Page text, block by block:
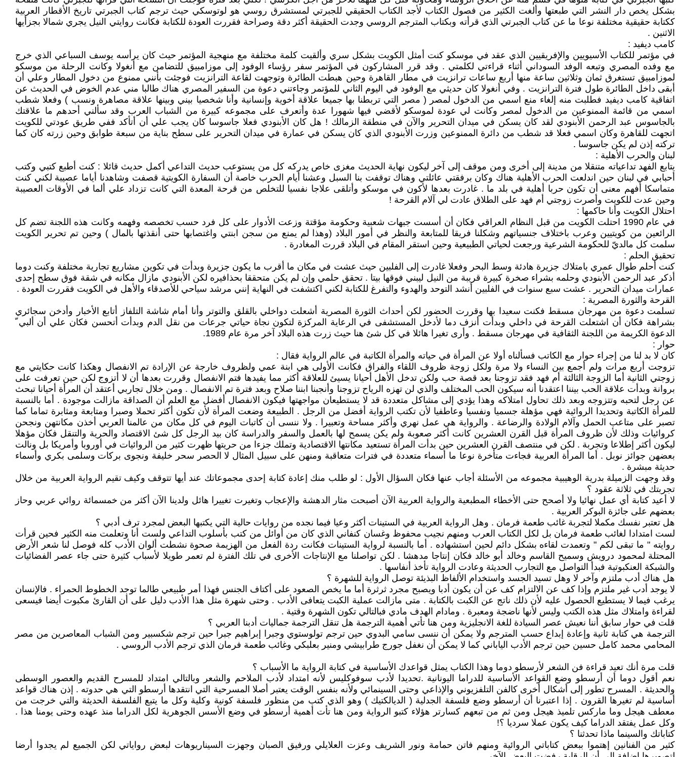
بشكل يخص دار النشر التي طبعتها وألغت الكثير من فصول الكتاب لأجد الكتاب الحقيقي للجبرتي لمستشرق روسي هو لوتوسكي حيث ترجم كتاب الجبرتي تاريخ الأقطار العربية
ككتابة حقيقية مختلفة نوعا ما عن كتاب الجبرتي الذي قرأته وبكتاب المترجم الروسي وجدت الحقيقة أكثر دقة وصراحة فقررت العودة للكتابة فكانت روايتي النيل يجري شمالا بجزأيها
الاثنين .
كامب ديفيد :
في مؤتمر للكتاب الأسيويين والإفريقيين الذي عقد في موسكو كنت أمثل الكويت بشكل سري وألقيت كلمة مختلفة مع منهجية المؤتمر حيث كان يرأسه يوسف السباعي الذي خرج
مع وفده المصري وتبعه الوفد السوداني أثناء قراءتي لكلمتي . وقد قرر المشاركون في المؤتمر سفر رؤساء الوفود إلى موزامبيق للتضامن مع أنغولا وكانت الرحلة من موسكو
لموزامبيق تستغرق ثمان وثلاثين ساعة منها أربع ساعات ترانزيت في مطار القاهرة وحين هبطت الطائرة وتوجهت لقاعة الترانزيت فوجئت بأنني ممنوع من دخول المطار وعلي أن
أبقى داخل الطائرة طول فترة الترانزيت . وفي أنغولا كان حديثي مع الوفود في اليوم الثاني للمؤتمر وجاءتني دعوة من السفير المصري هناك طالبا مني عدم الخوض في الحديث عن
اتفاقية كامب ديفيد فطلبت منه إلغاء منع اسمي من الدخول لمصر ( مصر التي تربطنا بها جميعا علاقة أخوية وإنسانية وأنا شخصيا بيني وبينها علاقة مصاهرة ونسب ) وفعلا شطب
اسمي من قائمة الممنوعين من الدخول لمصر وكانت لي عودة لموسكو لأقضي فيها شهورا عدة وأتعرف على مجموعه كبيرة من الشباب العرب وقد سألني أحدهم ما علاقتك
بالجاسوس عبد الرحمن الأبنودي لقد كان يسكن في ميدان التحرير والآن في منطقة الزمالك ! هل كان الأبنودي فعلا جاسوسا كان يجب علي أن أتأكد ففي طريق عودتي للكويت
اتجهت للقاهرة وكان اسمي فعلا قد شطب من دائرة الممنوعين وزرت الأبنودي الذي كان يسكن في عمارة في ميدان التحرير على سطح بناية من سبعة طوابق وحين زرته كان كما
تركته إذن لم يكن جاسوسا .
لبنان والحرب الأهلية :
يتابع الفهد تداعياته متنقلا من مدينة إلى أخرى ومن موقف إلى آخر ليكون نهاية الحديث مغزى خاص يدركه كل من يستوعب حديث التداعي أكمل حديث قائلا : كنت أطبع كتبي وكتب
أحبابي في لبنان حين اندلعت الحرب الأهلية هناك وكان برفقتي عائلتي وهناك توقفت بنا السبل وعشنا أيام الحرب خاصة أن السفارة الكويتية قصفت وشاهدنا أياما عصيبة لكني كنت
متماسكا أفهم معنى أن تكون حربا أهلية في بلد ما . غادرت بعدها لأكون في موسكو وأتلقى علاجا نفسيا للتخلص من قرحة المعدة التي كانت تزداد علي ألما في الأوقات العصيبة
وحين عدت للكويت وأصرت زوجتي أم فهد على الطلاق عادت لي آلام القرحة !
احتلال الكويت وأنا حاكمها :
في عام 1990 احتلت الكويت من قبل النظام العراقي فكان أن أسست جبهات شعبية وحكومة مؤقتة وزعت الأدوار على كل فرد حسب تخصصه وفهمه وكانت هذه اللجنة تضم كل
الرائعين من كويتيين وعرب باختلاف جنسياتهم وشكلنا فريقا للمتابعة والنظر في أمور البلاد (وهذا لم يمنع من سجن ابنتي واغتصابها حتى أنقذتها بالمال ) وحين تم تحرير الكويت
سلمت كل مالديّ للحكومة الشرعية ورجعت لحياتي الطبيعية وحين استقر المقام في البلاد قررت المغادرة .
تحقيق الحلم :
كنت أحلم طوال عمري بامتلاك جزيرة هادئة وسط البحر وفعلا غادرت إلى الفلبين حيث عشت في مكان ما أقرب ما يكون جزيرة وبدأت في تكوين مشاريع تجارية مختلفة وكنت دوما
أذكر عبد الرحمن الأبنودي وحلمه بشراء صخرة كبيرة قريبة من النيل ليبني فوقها بيتا . تحقق حلمي وإن لم يكن متحققا بحذافيره لكن الأبنودي مازال مكانه في شقة فوق سطح إحدى
عمارات ميدان التحرير . عشت سبع سنوات في الفلبين أنشد التوحد والهدوء والتفرغ للكتابة لكني اكتشفت في النهاية إنني مرشد سياحي للأصدقاء والأهل في الكويت فقررت العودة .
القرحة والثورة المصرية :
تسلمت دعوة من مهرجان مسقط فكنت سعيدا بها وقررت الحضور لكن أحداث الثورة المصرية أشعلت دواخلي بالقلق والتوتر وأنا أمام شاشة التلفاز أتابع الأخبار وأدخن سجائري
بشراهة فكان أن اشتعلت القرحة في داخلي وبدأت أنزف دما لأدخل المستشفى في الرعاية المركزة لتكون نجاة حياتي جرعات من نقل الدم وبدأت أتحسن فكان علي أن ألبي ّ
الدعوة الكريمة من اللجنة الثقافية في مهرجان مسقط . وأرى تغيرا هائلا في كل شئ هنا حيث زرت هذه البلاد آخر مرة عام 1989.
حوار :
كان لا بد لنا من إجراء حوار مع الكاتب فسألناه أولا عن المرأة في حياته والمرأة الكاتبة في عالم الرواية فقال :
تزوجت أربع مرات ولم أجمع بين النساء ولا مرة ولكل زوجة ظروف اللقاء والفراق فكانت الأولى هي ابنة عمي ولظروف خارجة عن الإرادة تم الانفصال وهكذا كانت حكايتي مع
زوجتي الثانية أما الزوجة الثالثة أم فهد فقد تزوجنا بعد قصة حب ولكن تدخل الأهل أحيانا يسيئ للعلاقة أكثر مما يفيدها فتم الانفصال وقررت بعدها أن لا أتزوج لكن حين تعرفت على
بروانة وبدأت علاقة الحب بيننا اعتقدنا أنه سيكون الحب المختلف والذي لن تهزه الرياح تزوجنا وأنجبنا ابننا صلاح وبعد فترة تم الانفصال . ومن خلال تجاربي أعتقد أن المرأة أحيانا تبحث
عن رجل لتحبه وتتزوجه وبعد ذلك تحاول امتلاكه وهذا يؤدي إلى مشاكل متعددة قد لا يستطيعان مواجهتها فيكون الانفصال أفضل مع العلم أن الصداقة مازالت موجودة . أما بالنسبة
للمرأة الكاتبة وتحديدا الروائية فهي مؤهلة جسميا ونفسيا وعاطفيا لأن تكتب الرواية أفضل من الرجل . الطبيعة وضعت المرأة لأن تكون أكثر تحملا وصبرا ومتابعة ومثابرة تماما كما
تصبر على متاعب الحمل وآلام الولادة والرضاعة . والرواية هي عمل نهري وأكثر مساحة وتعبيرا . ولا ننسى أن كاتبات اليوم في كل مكان من عالمنا العربي أخذن مكانتهن ونجحن
كروائيات وذلك لأن ظروف المرأة قبل القرن العشرين كانت أكثر صعوبة ولم يكن يسمح لها بالعمل والسفر والدراسة كان بيد الرجل كل شئ الاقتصاد والحرية والتنقل فكان مؤهلا
ليكون أكثر إطلاعا وتجربة . لكن في منتصف القرن العشرين حين بدأت المرأة تستعيد مكانتها الاقتصادية وتملك جزءا من حريتها ظهرت كثير من الروائيات في أوروبا وأمريكا بل ونالت
بعضهن جوائز نوبل . أما المرأة العربية فجاءت متأخرة نوعا ما أسماء متعددة في فترات متعاقبة ومنهن على سبيل المثال لا الحصر سحر خليفة ونجوى بركات وسلمى بكري وأسماء
حديثة مبشرة .
وقد وجهت الزميلة بدرية الوهيبية مجموعه من الأسئلة أجاب عنها فكان السؤال الأول : لو طلب منك إعادة كتابة إحدى مجموعاتك عند أيها تتوقف وكيف تقيم الرواية العربية من خلال
تجربتك في ثلاثة عقود ؟
لا أعيد كتابة أي عمل نهائيا ولا أصحح حتى الأخطاء المطبعية والرواية العربية الآن أصبحت مثار الدهشة والإعجاب وتغيرت تغييرا هائل ولدينا الآن أكثر من خمسمائة روائي عربي وحاز
بعضهم على جائزة البوكر العربية .
هل تعتبر نفسك مكملا لتجربة غائب طعمة فرمان . وهل الرواية العربية في الستينات أكثر وعيا فيما نجده من روايات حالية التي يكتبها البعض لمجرد ترف أدبي ؟
لست امتدادا لغائب طعمة فرمان بل لكل الكتاب العرب ومنهم نجيب محفوظ وغسان كنفاني الذي كان من أوائل من كتب بأسلوب التداعي ولست أنا وتعلمت منه الكثير فحين قرأت
روايته " ما تبقى لكم " وتعمدت لقاءه بشكل دائم لحين استشهاده . أما بالنسبة لرواية الستينات فكانت ردة الفعل من الهزيمة صحوة نشطت ألوان الأدب كله فوصل لنا شعر الأرض
المحتلة لمحمود درويش وسميح القاسم وخالد أبو خالد فكان إنتاجا مدهشا . لكن تواصلنا مع الإنتاجات الأخرى في تلك الفترة لم تعمر طويلا لأسباب كثيرة حتى جاء عصر الفضائيات
والشبكة العنكبوتية فبدأ التواصل مع التجارب الحديثة وعادت الرواية تأخذ أنفاسها .
هل هناك أدب ملتزم وآخر لا وهل تسيد الجسد واستخدام الألفاظ البذيئة توصل الرواية للشهرة ؟
لا يوجد أدب غير ملتزم وإذا كف عن الالتزام كف عن أن يكون أدبا ويصبح مجرد ثرثرة أما ما يخص الصعود على أكتاف الجنس فهذا أمر طبيعي طالما توجد الخطوط الحمراء . فالإنسان
يرغب فيما لا يستطيع الحصول عليه لأن ذلك ناتج عن الكبت بالكتابة . متى مازالت عملية الكبت يتعافى الأدب . وحتى شهرة مثل هذا الأدب دليل على أن القارئ مكبوت أيضا فيسعى
لقراءة وامتلاك مثل هذه الكتب وليس لأنها ناضجة ومعبرة . ومادام الهدف مادي فبالتالي تكون الشهرة وقتية .
قلت في حوار سابق أننا نعيش عصر السيادة للغة الانجليزية ومن هنا تأتي أهمية الترجمة هل تنقل الترجمة جماليات أدبنا العربي ؟
الترجمة هي كتابة ثانية وإعادة إبداع حسب المترجم ولا يمكن أن ننسى سامي البدوي حين ترجم تولوستوي وجبرا إبراهيم جبرا حين ترجم شكسبير ومن الشباب المعاصرين من مصر
المحامي محمد كامل حسين حين ترجم الأدب الياباني كما لا يمكن أن نغفل جورج طرابيشي ومنير بعلبكي وغائب طعمة فرمان الذي ترجم الأدب الروسي .
قلت مرة أنك تعيد قراءة فن الشعر لأرسطو دوما وهذا الكتاب يمثل قواعدك الأساسية في كتابة الرواية ما الأسباب ؟
نعم أقول دوما أن أرسطو وضع القواعد الأساسية للدراما اليونانية .تحديدا لأدب سوفوكليس لأنه امتداد لأدب الملاحم والشعر وبالتالي امتداد للمسرح القديم والعصور الوسطى
والحديثة . المسرح تطور إلى أشكال أخرى كالفن التلفزيوني والإذاعي وحتى السينمائي ولأنه بنفس الوقت يعتبر أصلا المسرحية التي انتقدها أرسطو التي هي حدوته . إذن هناك قواعد
أساسية لم تغيرها القرون . إذا اعتبرنا أن أرسطو وضع فلسفة الجدلية ( الديالكتيك ) وهو الذي كتب من منظور فلسفة كونية وكلية وكل ما يتبع الفلسفة الحديثة والتي خرجت من
معطف هيجل وما ماركس تلميذ هيجل ومن ثم من تبعهم كسارتر هؤلاء كتبو الرواية ومن هنا تأت أهمية أرسطو في وضع الأسس الجوهرية لكل الدراما منذ عهده وحتى يومنا هذا .
وكل عمل يفتقد الدراما كيف يكون عملا سرديا ؟!
كتاباتك والسينما ماذا تحدثنا ؟
كثير من الفنانين إهتموا ببعض كتاباتي الروائية ومنهم فاتن حمامة ونور الشريف وعزت العلايلي ورفيق الصبان وجهزت السيناريوهات لبعض رواياتي لكن الجميع لم يجدوا أرضا